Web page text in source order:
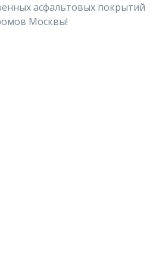
асфальтовых покрытий
Москвы!